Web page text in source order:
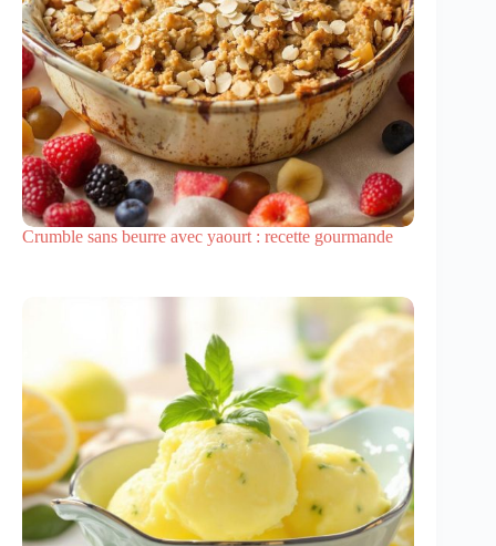
Crumble sans beurre avec yaourt : recette gourmande